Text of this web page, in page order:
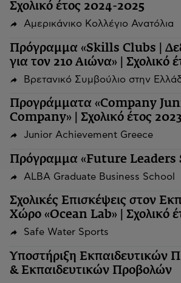
Σχολικό έτος 2024-2025
Αμερικάνικο Κολλέγιο Ανατόλια
Πρόγραμμα «Skills Clubs |
για τον 21ο Αιώνα» | Σχολικό
Βρετανικό Συμβούλιο στην
Προγράμματα «Company
Company» | Σχολικό έτος
Junior Achievement Greece
Πρόγραμμα «Future Leaders
ALBA Graduate Business School
Σχολικές Επισκέψεις στον
Χώρο «Ocean Lab» | Σχολικό
Safe Water Sports
Υποστήριξη Εκπαιδευτικών
& Εκπαιδευτικών Προβολών